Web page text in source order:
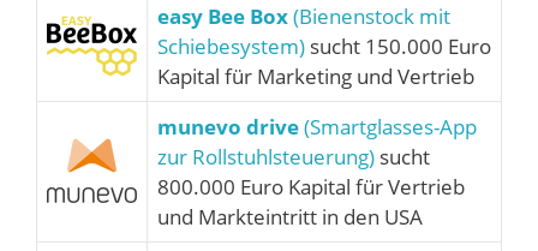
easy Bee Box(Bienenstock mit
Schiebesystem) sucht 150.000 Euro
Kapital für Marketing und Vertrieb
munevo drive(Smartglasses-App
zur Rollstuhlsteuerung) sucht
800.000 Euro Kapital für Vertrieb
und Markteintritt in den USA